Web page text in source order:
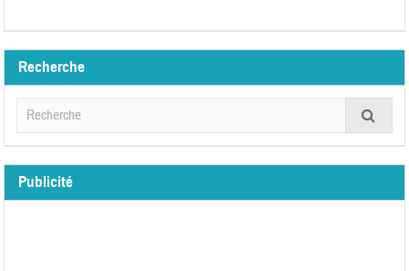
Recherche
Publicité